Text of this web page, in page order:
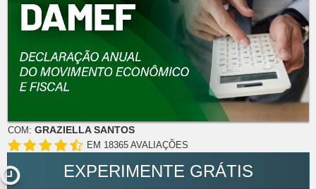
COM: GRAZIELLA SANTOS
EM 18365 AVALIAÇÕES
EXPERIMENTE GRÁTIS